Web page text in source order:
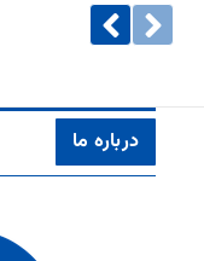
درباره ما